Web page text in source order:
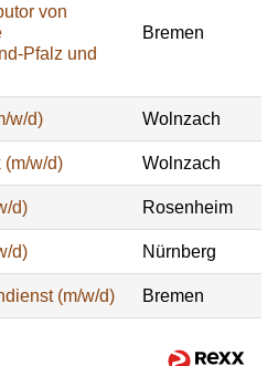
von
Pfalz und
Bremen
w/d) Wolnzach
(m/w/d) Wolnzach
d) Rosenheim
d) Nürnberg
(m/w/d) Bremen